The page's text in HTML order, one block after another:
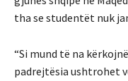
tha se studentët nuk
“Si mund të na
padrejtësia ushtrohet